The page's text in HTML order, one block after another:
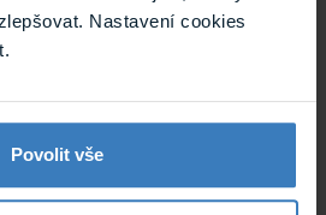
Nastavení cookies
Povolit vše